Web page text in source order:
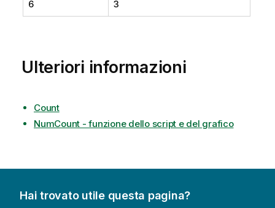
6 3
Ulteriori informazioni
Count
NumCount - funzione dello script e del grafico
Hai trovato utile questa pagina?